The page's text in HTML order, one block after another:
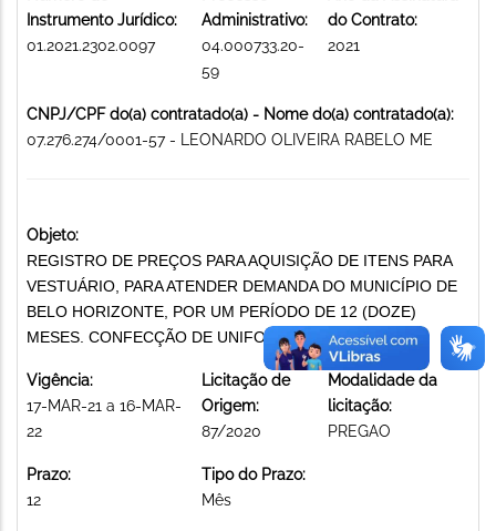
Instrumento Jurídico:
01.2021.2302.0097
Administrativo:
04.000733.20-
59
do Contrato:
2021
CNPJ/CPF do(a) contratado(a) - Nome do(a) contratado(a):
07.276.274/0001-57 - LEONARDO OLIVEIRA RABELO ME
Objeto:
REGISTRO DE PREÇOS PARA AQUISIÇÃO DE ITENS PARA
VESTUÁRIO, PARA ATENDER DEMANDA DO MUNICÍPIO DE
BELO HORIZONTE, POR UM PERÍODO DE 12 (DOZE)
MESES. CONFECÇÃO DE UNIFORMES E SIMILARES
Vigência:
17-MAR-21 a 16-MAR-
22
Licitação de
Origem:
87/2020
Modalidade da
licitação:
PREGAO
Prazo:
12
Tipo do Prazo:
Mês